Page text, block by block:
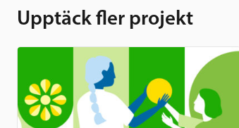
Upptäck fler projekt